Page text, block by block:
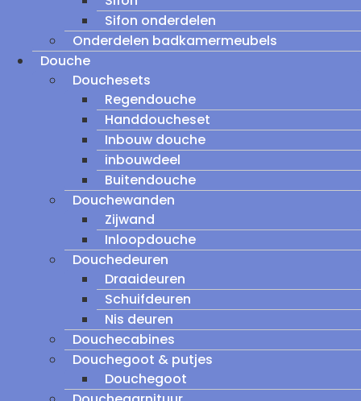
Sifon onderdelen
Onderdelen badkamermeubels
Douche
Douchesets
Regendouche
Handdoucheset
Inbouw douche
inbouwdeel
Buitendouche
Douchewanden
Zijwand
Inloopdouche
Douchedeuren
Draaideuren
Schuifdeuren
Nis deuren
Douchecabines
Douchegoot & putjes
Douchegoot